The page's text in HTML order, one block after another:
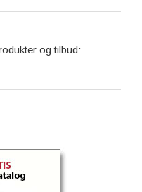
og tilbud: